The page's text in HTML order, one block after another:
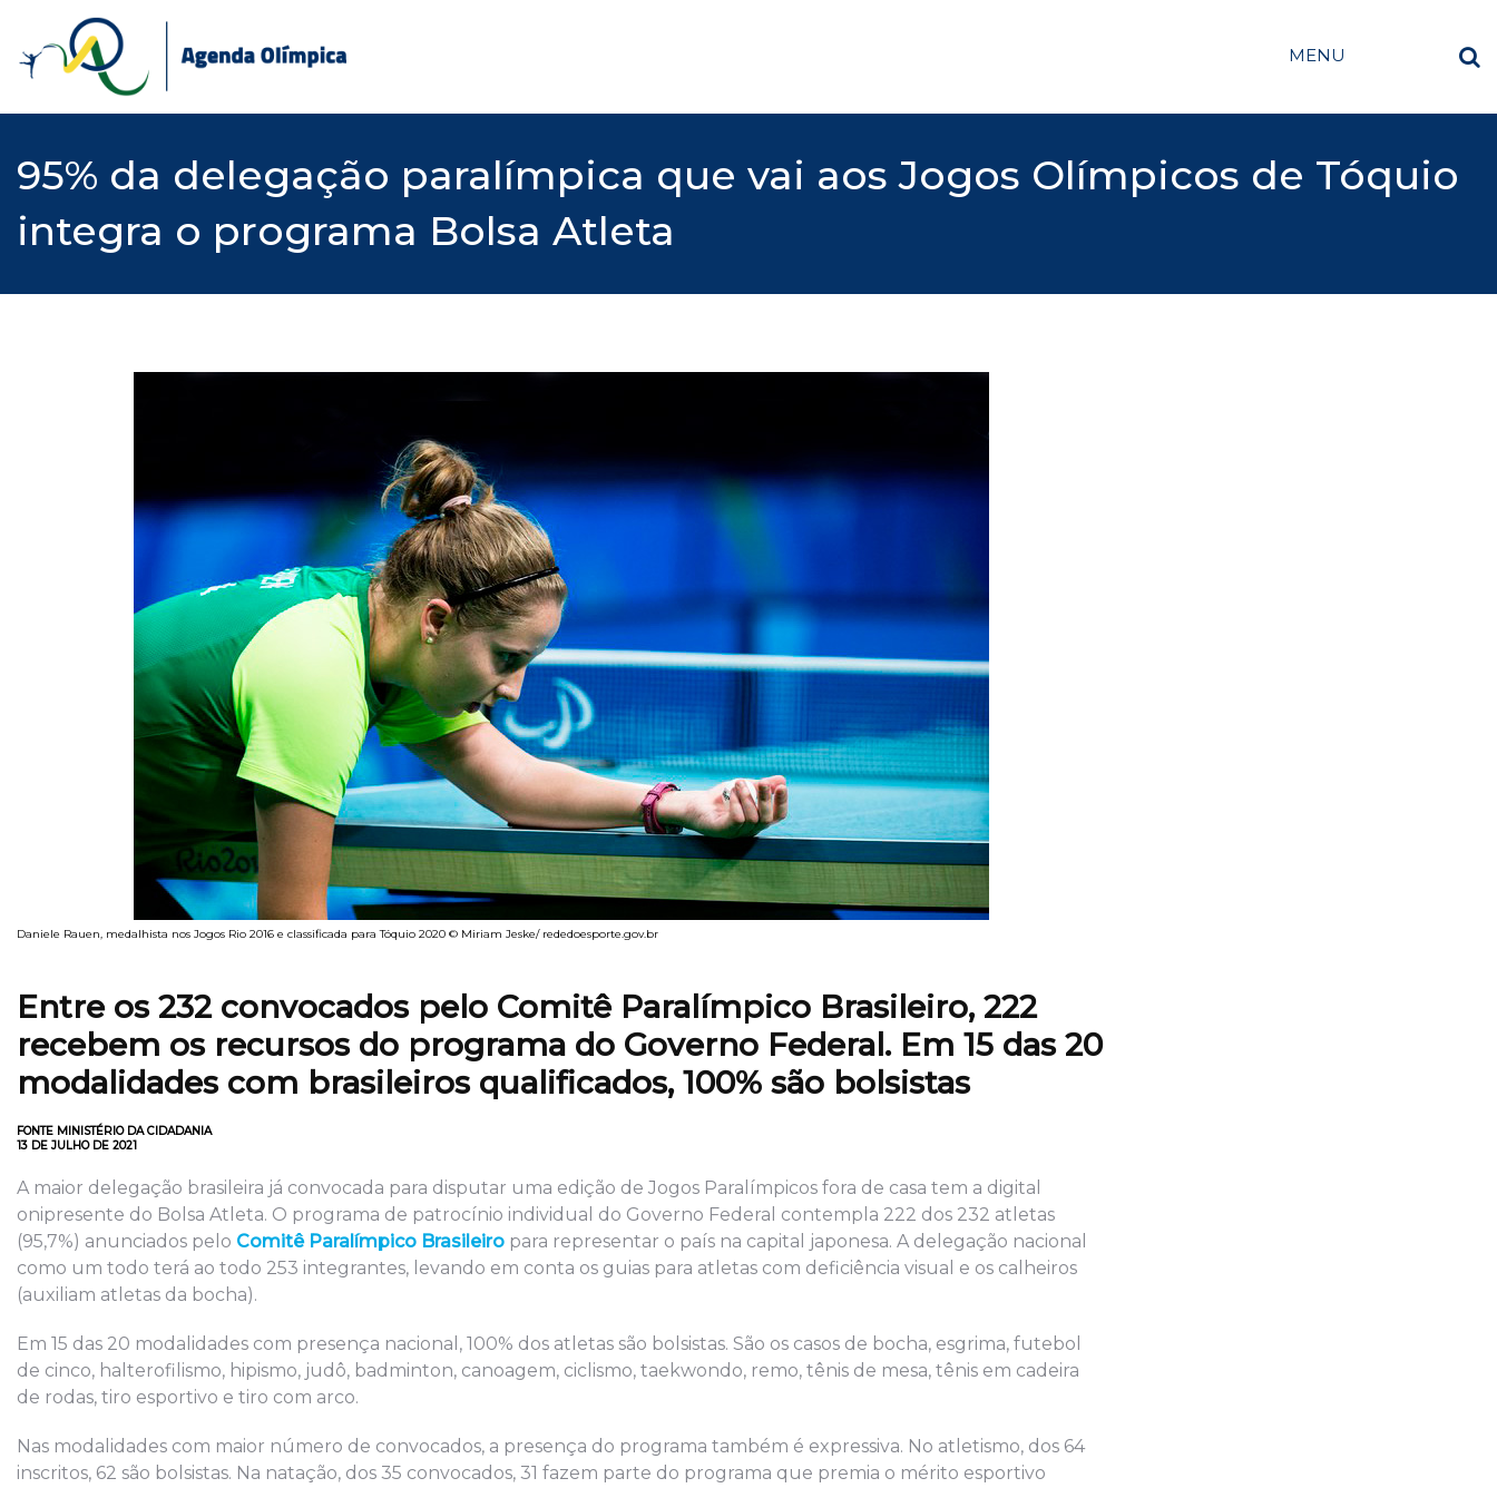
content
MENU
95% da delegação paralímpica que vai aos Jogos Olímpicos de Tóquio
integra o programa Bolsa Atleta
Daniele Rauen, medalhista nos Jogos Rio 2016 e classificada para Tóquio 2020 © Miriam Jeske/ rededoesporte.gov.br
Entre os 232 convocados pelo Comitê Paralímpico Brasileiro, 222
recebem os recursos do programa do Governo Federal. Em 15 das 20
modalidades com brasileiros qualificados, 100% são bolsistas
FONTE MINISTÉRIO DA CIDADANIA
13 DE JULHO DE 2021
A maior delegação brasileira já convocada para disputar uma edição de Jogos Paralímpicos fora de casa tem a digital
onipresente do Bolsa Atleta. O programa de patrocínio individual do Governo Federal contempla 222 dos 232 atletas
(95,7%) anunciados pelo Comitê Paralímpico Brasileiro para representar o país na capital japonesa. A delegação nacional
como um todo terá ao todo 253 integrantes, levando em conta os guias para atletas com deficiência visual e os calheiros
(auxiliam atletas da bocha).
Em 15 das 20 modalidades com presença nacional, 100% dos atletas são bolsistas. São os casos de bocha, esgrima, futebol
de cinco, halterofilismo, hipismo, judô, badminton, canoagem, ciclismo, taekwondo, remo, tênis de mesa, tênis em cadeira
de rodas, tiro esportivo e tiro com arco.
Nas modalidades com maior número de convocados, a presença do programa também é expressiva. No atletismo, dos 64
inscritos, 62 são bolsistas. Na natação, dos 35 convocados, 31 fazem parte do programa que premia o mérito esportivo